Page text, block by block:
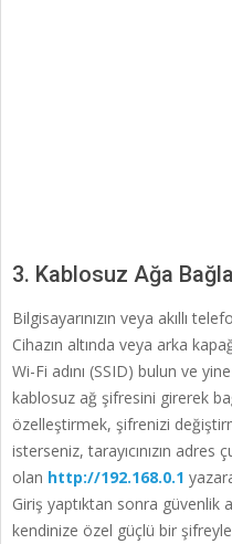
3. Kablosuz Ağa
Bilgisayarınızın veya akıllı
Cihazın altında veya arka
Wi-Fi adını (SSID) bulun ve
kablosuz ağ şifresini girerek
özelleştirmek, şifrenizi
isterseniz, tarayıcınızın
olan http://192.168.0.1
Giriş yaptıktan sonra güvenlik
kendinize özel güçlü bir